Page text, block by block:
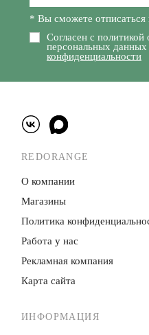
Согласен с политикой
персональных данных
конфиденциальности
* Вы сможете отписаться
REDORANGE
О компании
Магазины
Политика
Работа у нас
Рекламная компания
Карта сайта
ИНФОРМАЦИЯ